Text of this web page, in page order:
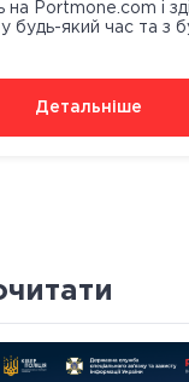
на Portmone.com і
будь-який час та з
Детальніше